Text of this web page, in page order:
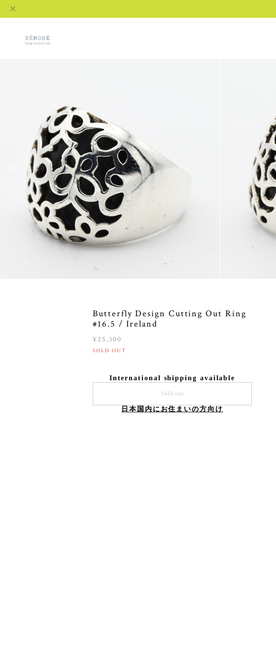
Butterfly Design Cutting Out Ring
#16.5 / Ireland
¥25,300
SOLD OUT
International shipping available
Sold out
日本国内にお住まいの方向け